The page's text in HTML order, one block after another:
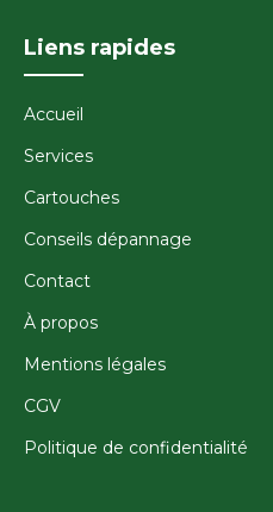
Liens rapides
Accueil
Services
Cartouches
Conseils dépannage
Contact
À propos
Mentions légales
CGV
Politique de confidentialité